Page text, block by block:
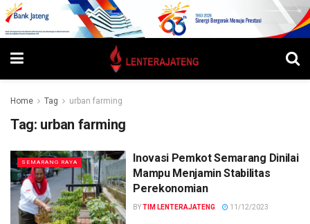
Home Tag urban farming
Tag: urban farming
SEMARANG RAYA
Inovasi Pemkot Semarang Dinilai
Mampu Menjamin Stabilitas
Perekonomian
BYTIM LENTERAJATENG 11/12/2023